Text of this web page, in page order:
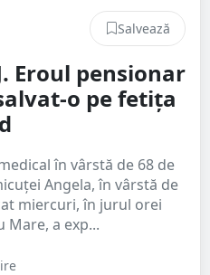
Salvează
Eroul pensionar
o pe fetița
în vârstă de 68 de
Angela, în vârstă de
miercuri, în jurul orei
Mare, a exp...